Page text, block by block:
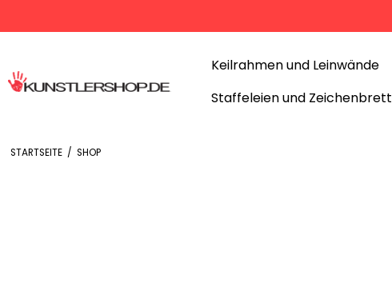
Keilrahmen und Leinwände
Staffeleien und Zeichenbrett
STARTSEITE / SHOP